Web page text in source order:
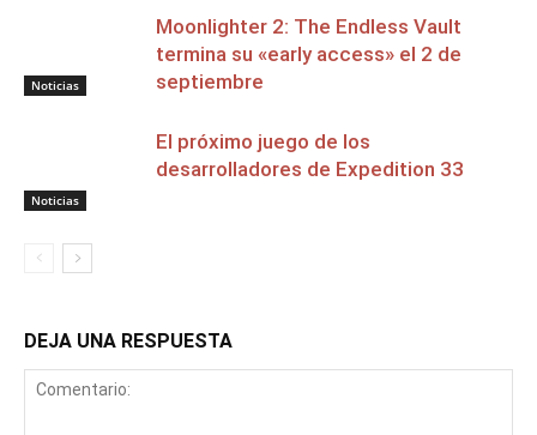
Noticias
Moonlighter 2: The Endless Vault
termina su «early access» el 2 de
septiembre
Noticias
El próximo juego de los
desarrolladores de Expedition 33
DEJA UNA RESPUESTA